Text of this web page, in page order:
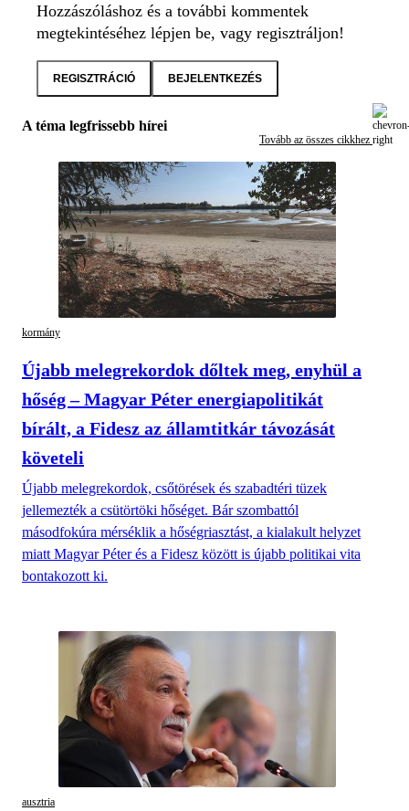
Hozzászóláshoz és a további kommentek
megtekintéséhez lépjen be, vagy regisztráljon!
REGISZTRÁCIÓ BEJELENTKEZÉS
A téma legfrissebb hírei
Tovább az összes cikkhez
kormány
Újabb melegrekordok dőltek meg, enyhül a
hőség – Magyar Péter energiapolitikát
bírált, a Fidesz az államtitkár távozását
követeli
Újabb melegrekordok, csőtörések és szabadtéri tüzek
jellemezték a csütörtöki hőséget. Bár szombattól
másodfokúra mérséklik a hőségriasztást, a kialakult helyzet
miatt Magyar Péter és a Fidesz között is újabb politikai vita
bontakozott ki.
ausztria